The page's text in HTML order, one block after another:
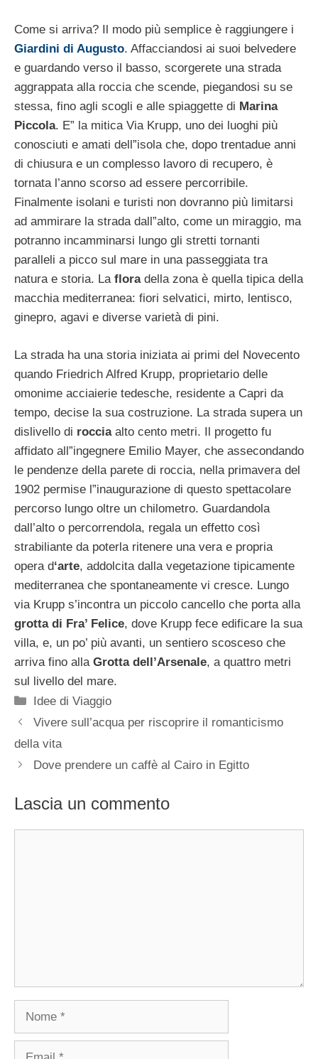
Come si arriva? Il modo più semplice è raggiungere i
Giardini di Augusto. Affacciandosi ai suoi belvedere
e guardando verso il basso, scorgerete una strada
aggrappata alla roccia che scende, piegandosi su se
stessa, fino agli scogli e alle spiaggette di Marina
Piccola. E” la mitica Via Krupp, uno dei luoghi più
conosciuti e amati dell”isola che, dopo trentadue anni
di chiusura e un complesso lavoro di recupero, è
tornata l’anno scorso ad essere percorribile.
Finalmente isolani e turisti non dovranno più limitarsi
ad ammirare la strada dall”alto, come un miraggio, ma
potranno incamminarsi lungo gli stretti tornanti
paralleli a picco sul mare in una passeggiata tra
natura e storia. La floradella zona è quella tipica della
macchia mediterranea: fiori selvatici, mirto, lentisco,
ginepro, agavi e diverse varietà di pini.
La strada ha una storia iniziata ai primi del Novecento
quando Friedrich Alfred Krupp, proprietario delle
omonime acciaierie tedesche, residente a Capri da
tempo, decise la sua costruzione. La strada supera un
dislivello di rocciaalto cento metri. Il progetto fu
affidato all”ingegnere Emilio Mayer, che assecondando
le pendenze della parete di roccia, nella primavera del
1902 permise l”inaugurazione di questo spettacolare
percorso lungo oltre un chilometro. Guardandola
dall’alto o percorrendola, regala un effetto così
strabiliante da poterla ritenere una vera e propria
opera d‘arte, addolcita dalla vegetazione tipicamente
mediterranea che spontaneamente vi cresce. Lungo
via Krupp s’incontra un piccolo cancello che porta alla
grotta di Fra’ Felice, dove Krupp fece edificare la sua
villa, e, un po’ più avanti, un sentiero scosceso che
arriva fino alla Grotta dell’Arsenale, a quattro metri
sul livello del mare.
Categorie
Idee di Viaggio
Vivere sull’acqua per riscoprire il romanticismo
della vita
Dove prendere un caffè al Cairo in Egitto
Lascia un commento
Nome
Email